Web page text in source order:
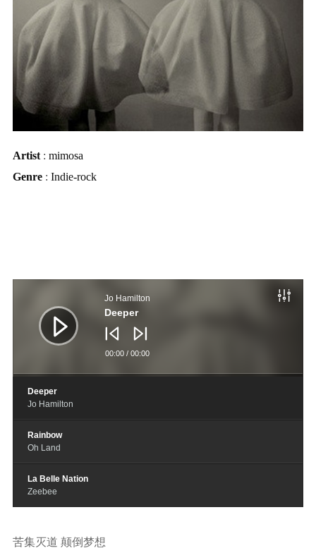
音
Jo Hamilton
Deeper
00:00/ 00:00
Deeper
Jo Hamilton
Rainbow
Oh Land
La Belle Nation
Zeebee
苦集灭道 颠倒梦想
Artist: mimosa
Genre: Indie-rock